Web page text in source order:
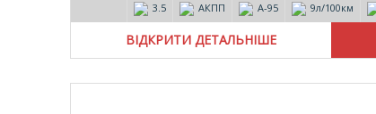
3.5 АКПП А-95 9л/100км
ВІДКРИТИ ДЕТАЛЬНІШЕ